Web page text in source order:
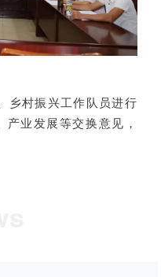
乡村振兴工作队员进行
业发展等交换意见，